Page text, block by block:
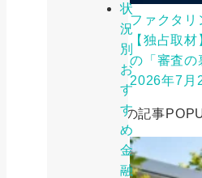
状
況
別
お
す
す
め
金
融
ファクタリ
【独占取材
の「審査の
2026年7月
人気の記事